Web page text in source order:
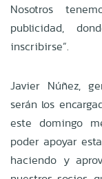
Nosotros
publicidad,
inscribirse”.
Javier Núñez,
serán los
este domingo
poder apoyar
haciendo y